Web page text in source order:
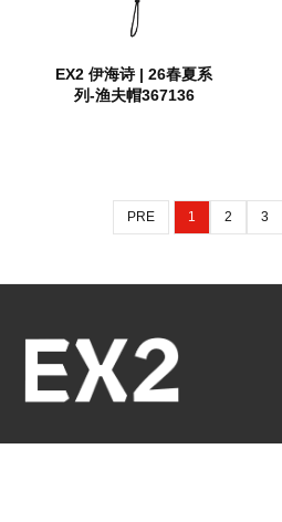
EX2 伊海诗 | 26春夏系
列-渔夫帽367136
PRE 1 2 3